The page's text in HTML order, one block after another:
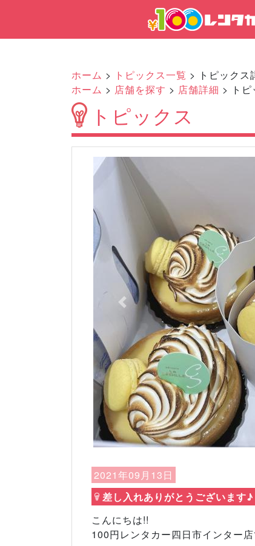
ホーム > トピックス一覧 > トピックス
ホーム > 店舗を探す > 店舗詳細 > トピ
トピックス
Previous
2021年09月13日
差し入れありがとうございます
こんにちは!!
100円レンタカー四日市インター